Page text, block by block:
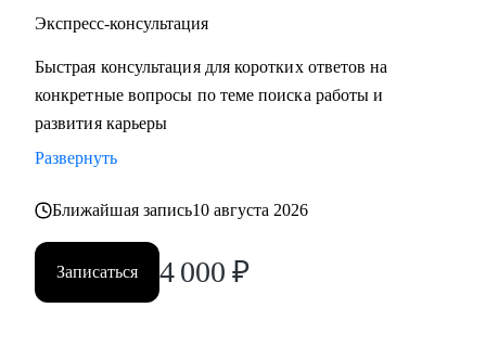
Экспресс-консультация
Быстрая консультация для коротких ответов на
конкретные вопросы по теме поиска работы и
развития карьеры
Развернуть
Ближайшая запись10 августа 2026
Записаться 4 000 ₽